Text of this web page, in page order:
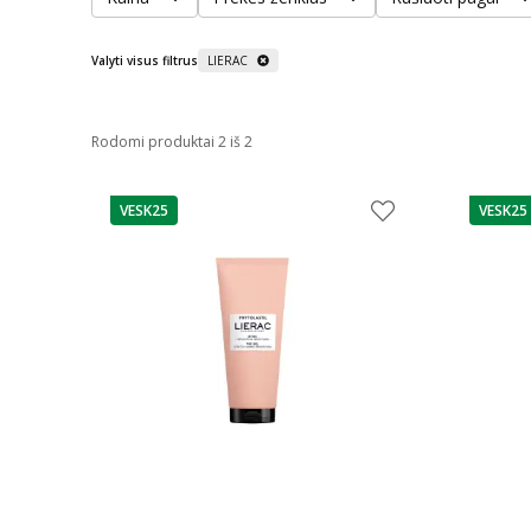
Valyti visus filtrus LIERAC
Rodomi produktai 2 iš 2
patarimas
VESK25 VESK25